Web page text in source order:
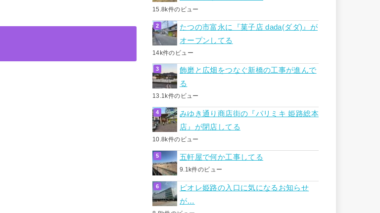
15.8k件のビュー
たつの市富永に『菓子店 dada(ダダ)』が
オープンしてる
14k件のビュー
飾磨と広畑をつなぐ新橋の工事が進んで
る
13.1k件のビュー
みゆき通り商店街の『パリミキ 姫路総本
店』が閉店してる
10.8k件のビュー
五軒屋で何か工事してる
9.1k件のビュー
ピオレ姫路の入口に気になるお知らせ
が…